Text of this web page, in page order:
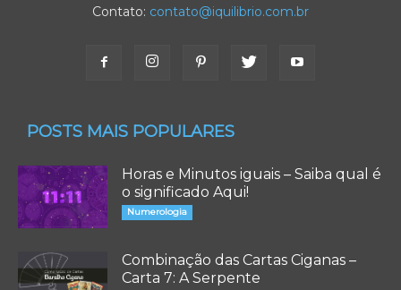
Contato: contato@iquilibrio.com.br
POSTS MAIS POPULARES
Horas e Minutos iguais – Saiba qual é
o significado Aqui!
Numerologia
Combinação das Cartas Ciganas –
Carta 7: A Serpente